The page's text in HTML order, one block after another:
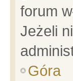
forum
Jeżeli
Góra